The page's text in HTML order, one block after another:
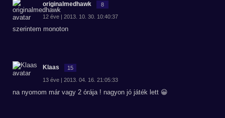
originalmedhawk 8
12 éve | 2013. 10. 30. 10:40:37
szerintem monoton
Klaas 15
13 éve | 2013. 04. 16. 21:05:33
na nyomom már vagy 2 órája ! nagyon jó játék lett 😀